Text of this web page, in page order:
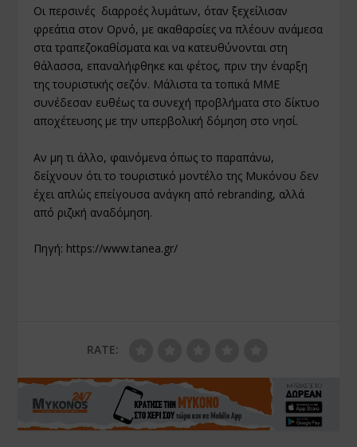
Οι περσινές διαρροές λυμάτων, όταν ξεχείλισαν
φρεάτια στον Ορνό, με ακαθαρσίες να πλέουν ανάμεσα
στα τραπεζοκαθίσματα και να κατευθύνονται στη
θάλασσα, επαναλήφθηκε και φέτος, πριν την έναρξη
της τουριστικής σεζόν. Μάλιστα τα τοπικά ΜΜΕ
συνέδεσαν ευθέως τα συνεχή προβλήματα στο δίκτυο
αποχέτευσης με την υπερβολική δόμηση στο νησί.
Αν μη τι άλλο, φαινόμενα όπως το παραπάνω,
δείχνουν ότι το τουριστικό μοντέλο της Μυκόνου δεν
έχει απλώς επείγουσα ανάγκη από rebranding, αλλά
από ριζική αναδόμηση.
Πηγή: https://www.tanea.gr/
RATE: